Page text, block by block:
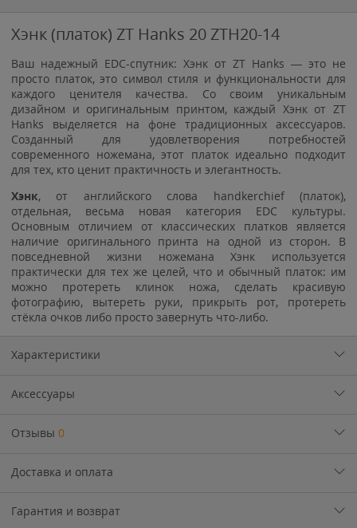
Хэнк (платок) ZT Hanks 20 ZTH20-14
Ваш надежный EDC-спутник: Хэнк от ZT Hanks — это не
просто платок, это символ стиля и функциональности для
каждого ценителя качества. Со своим уникальным
дизайном и оригинальным принтом, каждый Хэнк от ZT
Hanks выделяется на фоне традиционных аксессуаров.
Созданный для удовлетворения потребностей
современного ножемана, этот платок идеально подходит
для тех, кто ценит практичность и элегантность.
Хэнк, от английского слова handkerchief (платок),
отдельная, весьма новая категория EDC культуры.
Основным отличием от классических платков является
наличие оригинального принта на одной из сторон. В
повседневной жизни ножемана Хэнк используется
практически для тех же целей, что и обычный платок: им
можно протереть клинок ножа, сделать красивую
фотографию, вытереть руки, прикрыть рот, протереть
стёкла очков либо просто завернуть что-либо.
Характеристики
Аксессуары
Отзывы 0
Доставка и оплата
Гарантия и возврат